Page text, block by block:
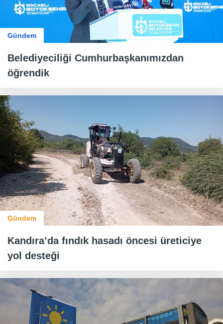
Gündem
Belediyeciliği Cumhurbaşkanımızdan
öğrendik
Gündem
Kandıra’da fındık hasadı öncesi üreticiye
yol desteği